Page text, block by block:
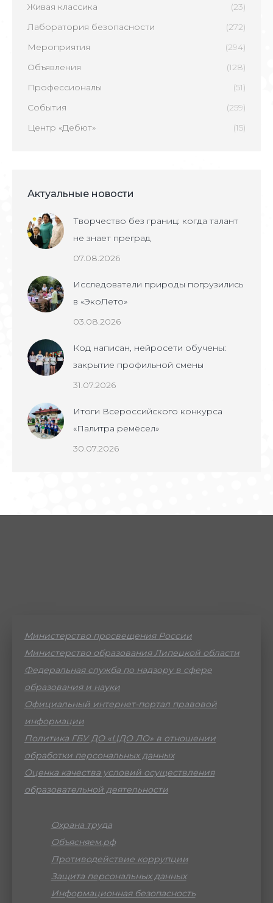
Живая классика
(23)
Лаборатория безопасности
(272)
Мероприятия
(294)
Объявления
(128)
Профессионалы
(51)
События
(259)
Центр «Дебют»
(15)
Актуальные новости
Творчество без границ: когда талант
не знает преград
07.08.2026
Исследователи природы погрузились
в «ЭкоЛето»
03.08.2026
Код написан, нейросети обучены:
закрытие профильной смены
31.07.2026
Итоги Всероссийского конкурса
«Палитра ремёсел»
30.07.2026
Министерство просвещения России
Министерство образования Липецкой области
Федеральная служба по надзору в сфере
образования и науки
Официальный интернет-портал правовой
информации
Политика ГБУ ДО «ЦДО ЛО» в отношении
обработки персональных данных
Оценка качества условий осуществления
образовательной деятельности
Охрана труда
Объясняем.рф
Противодействие коррупции
Защита персональных данных
Информационная безопасность